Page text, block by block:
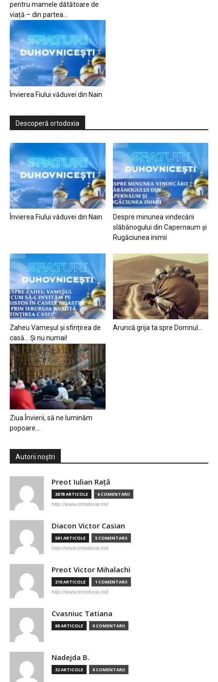
pentru mamele dătătoare de
viață – din partea...
Învierea Fiului văduvei din Nain
Descoperă ortodoxia
Învierea Fiului văduvei din Nain
Despre minunea vindecării
slăbănogului din Capernaum și
Rugăciunea inimii
Zaheu Vameșul și sfințirea de
casă… Și nu numai!
Aruncă grija ta spre Domnul…
Ziua Învierii, să ne luminăm
popoare…
Autorii noștri
Preot Iulian Raţă
3878 ARTICOLE 6 COMENTARII
http://www.ortodoxia.md
Diacon Victor Casian
581 ARTICOLE 5 COMENTARII
http://www.ortodoxia.md
Preot Victor Mihalachi
210 ARTICOLE 1 COMENTARII
http://www.ortodoxia.md
Cvasniuc Tatiana
88 ARTICOLE 0 COMENTARII
Nadejda B.
32 ARTICOLE 0 COMENTARII